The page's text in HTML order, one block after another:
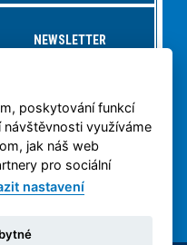
NEWSLETTER
VIRTUÁLNÍ PROHLÍDKA
OCHRANA OSOBNÍCH
ÚDAJŮ
poskytování funkcí
návštěvnosti využíváme
jak náš web
pro sociální
nastavení